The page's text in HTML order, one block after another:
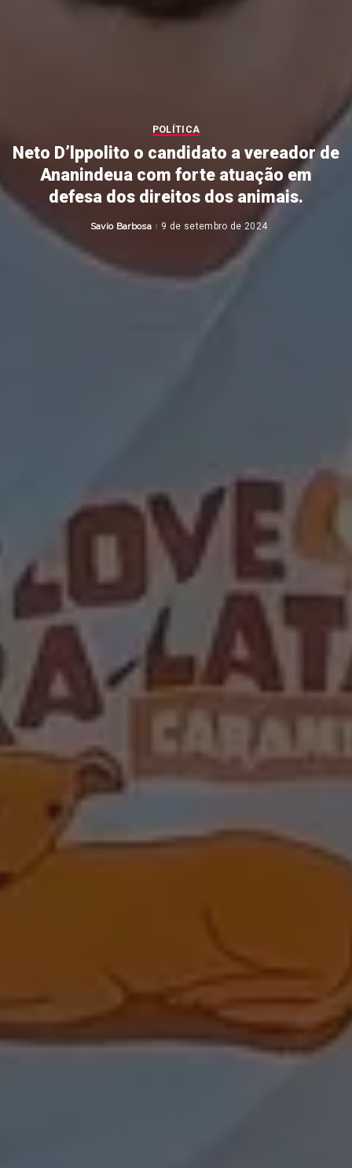
POLÍTICA
Neto D’lppolito o candidato a vereador de
Ananindeua com forte atuação em
defesa dos direitos dos animais.
Posted
Savio Barbosa 9 de setembro de 2024